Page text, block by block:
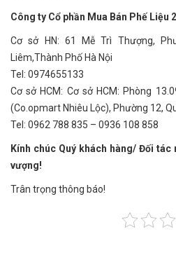
Công ty Cổ phần Mua Bán Phế Liệu
Cơ sở HN: 61 Mễ Trì Thượng,
Liêm,Thành Phố Hà Nội
Tel: 0974655133
Cơ sở HCM: Cơ sở HCM: Phòng
(Co.opmart Nhiêu Lộc), Phường 12,
Tel: 0962 788 835 – 0936 108 858
Kính chúc Quý khách hàng/ Đối
vượng!
Trân trọng thông báo!